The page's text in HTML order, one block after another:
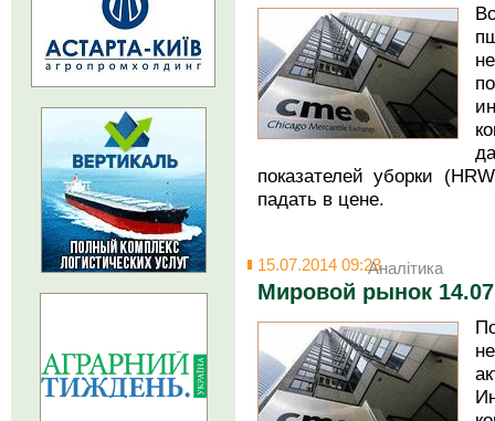
показателей уборки
падать в цене.
15.07.2014 09:23Аналітика
Мировой рынок